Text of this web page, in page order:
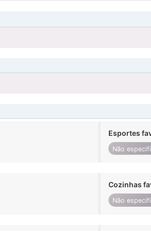
Esportes
Não
Cozinhas
Não